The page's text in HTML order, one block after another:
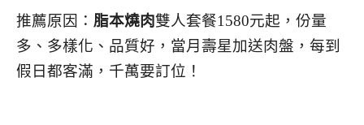
推薦原因： 脂本燒肉雙人套餐1580元起，份量
多、多樣化、品質好，當月壽星加送肉盤，每到
假日都客滿，千萬要訂位！